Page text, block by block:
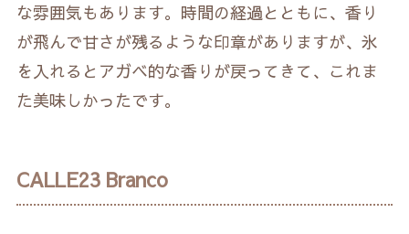
な雰囲気もあります。時間の経過とともに、香り
が飛んで甘さが残るような印章がありますが、氷
を入れるとアガベ的な香りが戻ってきて、これま
た美味しかったです。
CALLE23 Branco